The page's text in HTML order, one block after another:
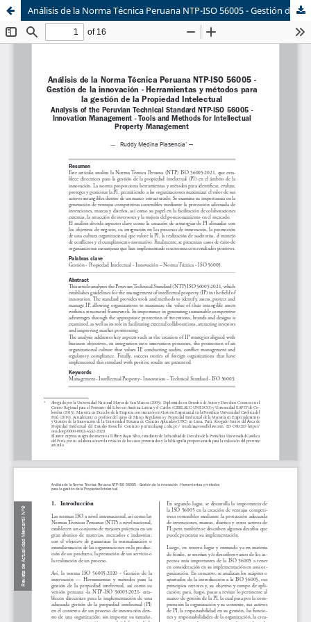
Sistema de
Bibliotecas
Equipo de
Derecho Mercantil
Análisis de la Norma Técnica Peruana NTP-ISO 56005 - Gestión de la innovación - Herramientas y métodos para la gestión de la Propiedad Intelectual